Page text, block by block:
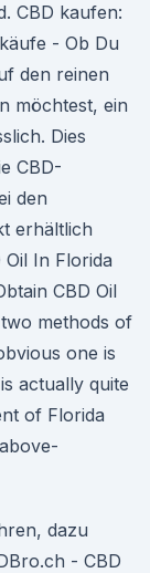
CBD kaufen:
- Ob Du
den reinen
möchtest, ein
Dies
CBD-
den
erhältlich
In Florida
CBD Oil
methods of
one is
actually quite
of Florida
dazu
- CBD